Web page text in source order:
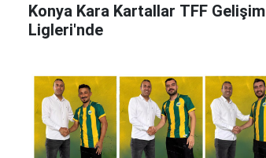
Konya Kara Kartallar TFF Gelişim
Ligleri'nde